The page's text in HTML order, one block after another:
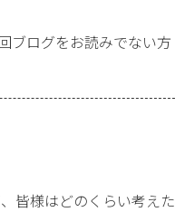
ブログをお読みでない方
皆様はどのくらい考えた